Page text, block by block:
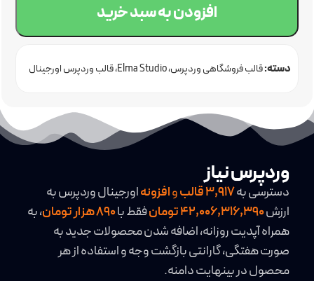
افزودن به سبد خرید
دسته:قالب فروشگاهی وردپرس Elma Studio قالب وردپرس اورجینال
وردپرس نیاز
دسترسی به3,917قالبوافزونهاورجینال وردپرس به
ارزش42,006,316,390 تومان فقط با
، به
همراه آپدیت روزانه، اضافه شدن محصولات جدید به
صورت هفتگی، گارانتی بازگشت وجه و استفاده از هر
محصول در بینهایت دامنه.